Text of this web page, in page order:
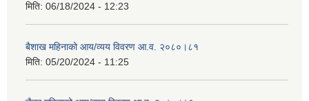
मिति: 06/18/2024 - 12:23
बैशाख महिनाको आय/व्यय विवरण आ.व. २०८०।८१
मिति: 05/20/2024 - 11:25